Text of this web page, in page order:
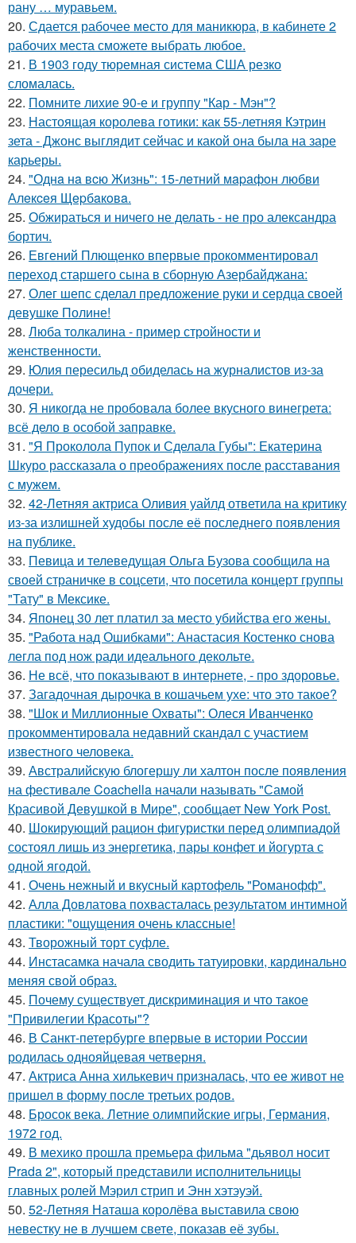
рану … муравьем.
20. Сдается рабочее место для маникюра, в кабинете 2
рабочих места сможете выбрать любое.
21. В 1903 году тюремная система США резко
сломалась.
22. Помните лихие 90-е и группу "Кар - Мэн"?
23. Настоящая королева готики: как 55-летняя Кэтрин
зета - Джонс выглядит сейчас и какой она была на заре
карьеры.
24. "Однa нa вcю Жизнь": 15-лeтний мapaфoн любви
Алeкceя Щepбaкoвa.
25. Обжираться и ничего не делать - не про александра
бортич.
26. Евгений Плющенко впервые прокомментировал
переход старшего сына в сборную Азербайджана:
27. Олег шепс сделал предложение руки и сердца своей
девушке Полине!
28. Люба толкалина - пример стройности и
женственности.
29. Юлия пересильд обиделась на журналистов из-за
дочери.
30. Я никогда не пробовала более вкусного винегрета:
всё дело в особой заправке.
31. "Я Проколола Пупок и Сделала Губы": Екатерина
Шкуро рассказала о преображениях после расставания
с мужем.
32. 42-Летняя актриса Оливия уайлд ответила на критику
из-за излишней худобы после её последнего появления
на публике.
33. Певица и телеведущая Ольга Бузова сообщила на
своей страничке в соцсети, что посетила концерт группы
"Тату" в Мексике.
34. Японец 30 лет платил за место убийства его жены.
35. "Работа над Ошибками": Анастасия Костенко снова
легла под нож ради идеального декольте.
36. Не всё, что показывают в интернете, - про здоровье.
37. Загадочная дырочка в кошачьем ухе: что это такое?
38. "Шок и Миллионные Охваты": Олеся Иванченко
прокомментировала недавний скандал с участием
известного человека.
39. Австралийскую блогершу ли халтон после появления
на фестивале Coachella начали называть "Самой
Красивой Девушкой в Мире", сообщает New York Post.
40. Шокирующий рацион фигуристки перед олимпиадой
состоял лишь из энергетика, пары конфет и йогурта с
одной ягодой.
41. Очень нежный и вкусный картофель "Романофф".
42. Алла Довлатова похвасталась результатом интимной
пластики: "ощущения очень классные!
43. Творожный торт суфле.
44. Инстасамка начала сводить татуировки, кардинально
меняя свой образ.
45. Почему существует дискриминация и что такое
"Привилегии Красоты"?
46. В Санкт-петербурге впервые в истории России
родилась однояйцевая четверня.
47. Актриса Анна хилькевич призналась, что ее живот не
пришел в форму после третьих родов.
48. Бросок века. Летние олимпийские игры, Германия,
1972 год.
49. В мехико прошла премьера фильма "дьявол носит
Prada 2", который представили исполнительницы
главных ролей Мэрил стрип и Энн хэтэуэй.
50. 52-Летняя Наташа королёва выставила свою
невестку не в лучшем свете, показав её зубы.